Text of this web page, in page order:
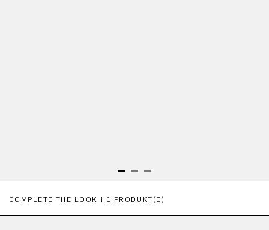
COMPLETE THE LOOK | 1 PRODUKT(E)